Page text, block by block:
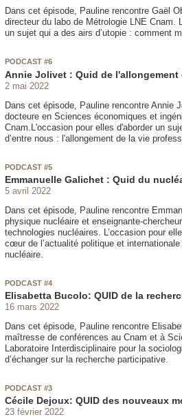
Dans cet épisode, Pauline rencontre Gaël
directeur du labo de Métrologie LNE Cnam.
un sujet qui a des airs d’utopie : comment
PODCAST #6
Annie Jolivet : Quid de
2 mai 2022
Dans cet épisode, Pauline rencontre Annie
docteure en Sciences économiques et
Cnam.L'occasion pour elles d'aborder un
d’entre nous : l'allongement de la vie
PODCAST #5
Emmanuelle Galichet : Quid du
5 avril 2022
Dans cet épisode, Pauline rencontre
physique nucléaire et enseignante-
technologies nucléaires. L’occasion pour
cœur de l’actualité politique et internationale
nucléaire.
PODCAST #4
Elisabetta Bucolo: QUID de la
16 mars 2022
Dans cet épisode, Pauline rencontre
maîtresse de conférences au Cnam et à
Laboratoire Interdisciplinaire pour la
d’échanger sur la recherche participative.
PODCAST #3
Cécile Dejoux: QUID des nouveaux
23 février 2022